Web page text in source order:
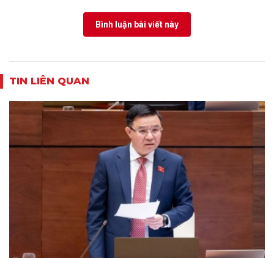
Bình luận bài viết này
TIN LIÊN QUAN